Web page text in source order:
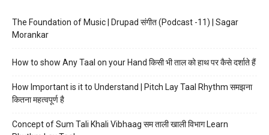
The Foundation of Music | Drupad संगीत (Podcast -11) | Sagar
Morankar
How to show Any Taal on your Hand किसी भी ताल को हाथ पर कैसे दर्शाते हैं
How Important is it to Understand | Pitch Lay Taal Rhythm समझना
कितना महत्वपूर्ण है
Concept of Sum Tali Khali Vibhaag सम ताली खाली विभाग Learn